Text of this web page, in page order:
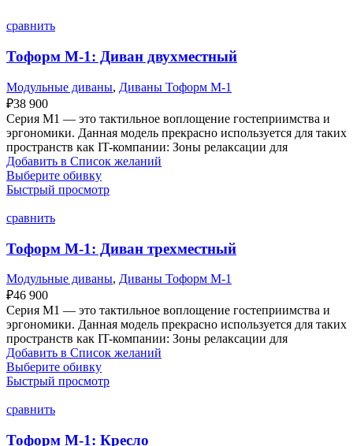
сравнить
Тоформ М-1: Диван двухместный
Модульные диваны, Диваны Тоформ М-1
₽38 900
Серия M1 — это тактильное воплощение гостеприимства и
эргономики. Данная модель прекрасно используется для таких
пространств как IT-компании: Зоны релаксации для
Добавить в Список желаний
Выберите обивку
Быстрый просмотр
сравнить
Тоформ М-1: Диван трехместный
Модульные диваны, Диваны Тоформ М-1
₽46 900
Серия M1 — это тактильное воплощение гостеприимства и
эргономики. Данная модель прекрасно используется для таких
пространств как IT-компании: Зоны релаксации для
Добавить в Список желаний
Выберите обивку
Быстрый просмотр
сравнить
Тоформ М-1: Кресло